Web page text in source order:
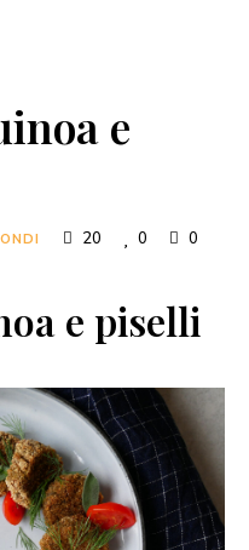
e
20 0 0
e piselli